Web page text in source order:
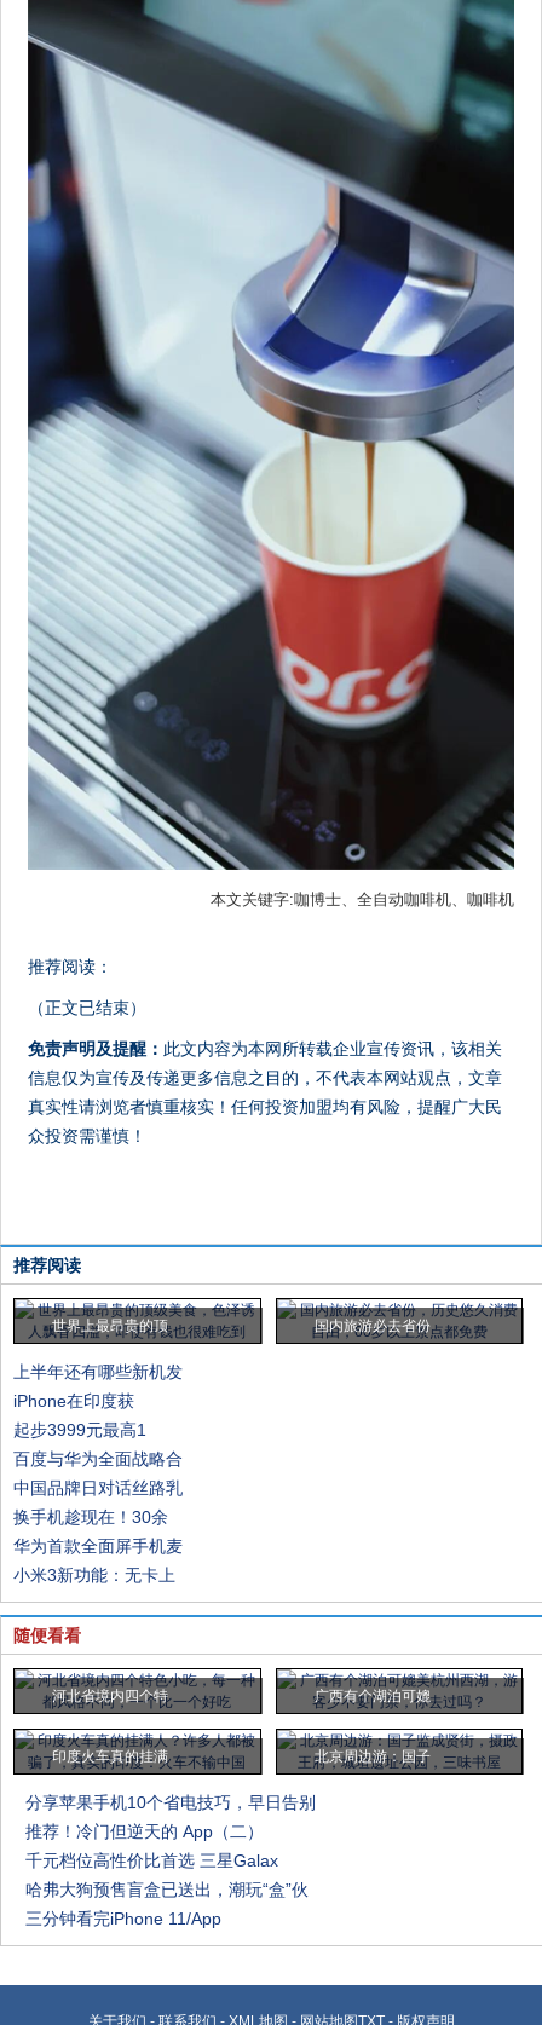
本文关键字:咖博士、全自动咖啡机、咖啡机
推荐阅读：
（正文已结束）
免责声明及提醒： 此文内容为本网所转载企业宣传资讯，该相关
信息仅为宣传及传递更多信息之目的，不代表本网站观点，文章
真实性请浏览者慎重核实！任何投资加盟均有风险，提醒广大民
众投资需谨慎！
推荐阅读
世界上最昂贵的顶 国内旅游必去省份
上半年还有哪些新机发
iPhone在印度获
起步3999元最高1
百度与华为全面战略合
中国品牌日对话丝路乳
换手机趁现在！30余
华为首款全面屏手机麦
小米3新功能：无卡上
随便看看
河北省境内四个特 广西有个湖泊可媲
印度火车真的挂满 北京周边游：国子
分享苹果手机10个省电技巧，早日告别
推荐！冷门但逆天的 App（二）
千元档位高性价比首选 三星Galax
哈弗大狗预售盲盒已送出，潮玩“盒”伙
三分钟看完iPhone 11/App
关于我们 - 联系我们 - XML地图 - 网站地图TXT- 版权声明